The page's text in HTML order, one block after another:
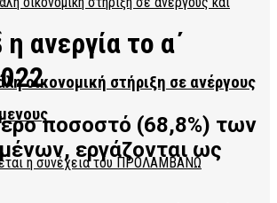
οικονομική στήριξη σε ανέργους
ανεργία το α΄
ποσοστό (68,8%) των
εργάζονται ως